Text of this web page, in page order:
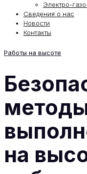
Электро-
Сведения о нас
Новости
Контакты
Работы на высоте
на